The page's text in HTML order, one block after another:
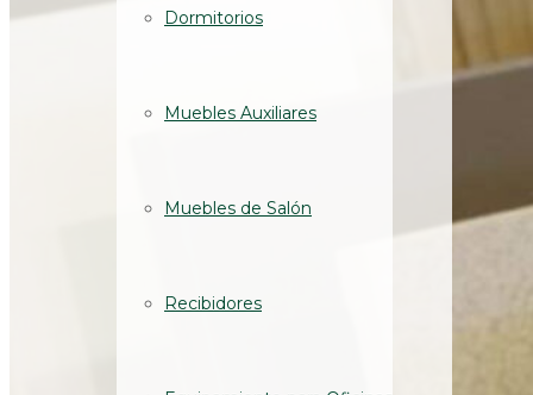
Dormitorios
Muebles Auxiliares
Muebles de Salón
Recibidores